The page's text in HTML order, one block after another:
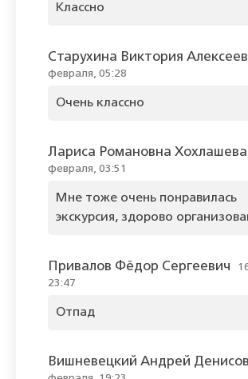
Классно
Старухина Виктория
февраля, 05:28
Очень классно
Лариса Романовна Хохлашева
февраля, 03:51
Мне тоже очень понравилась
экскурсия, здорово
Привалов Фёдор Сергеевич
23:47
Отпад
Вишневецкий Андрей